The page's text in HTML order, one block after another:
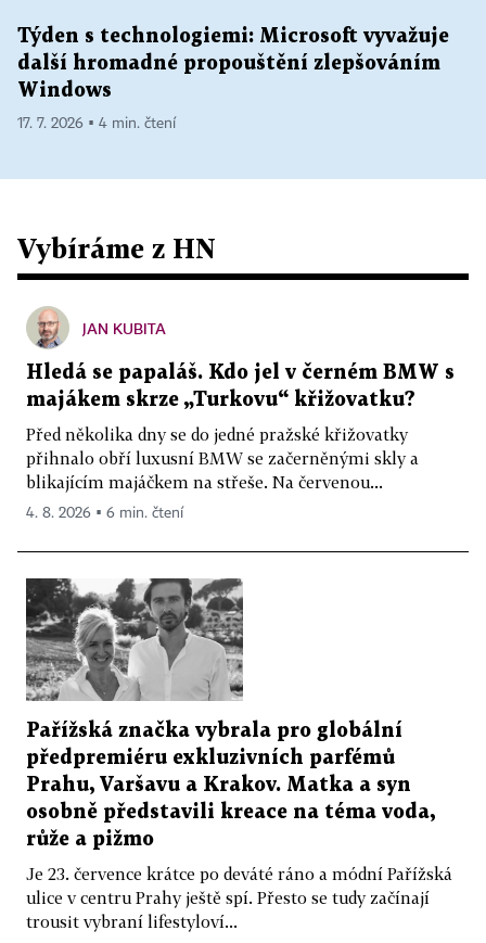
Týden s technologiemi: Microsoft vyvažuje
další hromadné propouštění zlepšováním
Windows
17. 7. 2026 ▪ 4 min. čtení
Vybíráme z HN
JAN KUBITA
Hledá se papaláš. Kdo jel v černém BMW s
majákem skrze „Turkovu“ křižovatku?
Před několika dny se do jedné pražské křižovatky
přihnalo obří luxusní BMW se začerněnými skly a
blikajícím majáčkem na střeše. Na červenou...
4. 8. 2026 ▪ 6 min. čtení
Pařížská značka vybrala pro globální
předpremiéru exkluzivních parfémů
Prahu, Varšavu a Krakov. Matka a syn
osobně představili kreace na téma voda,
růže a pižmo
Je 23. července krátce po deváté ráno a módní Pařížská
ulice v centru Prahy ještě spí. Přesto se tudy začínají
trousit vybraní lifestyloví...